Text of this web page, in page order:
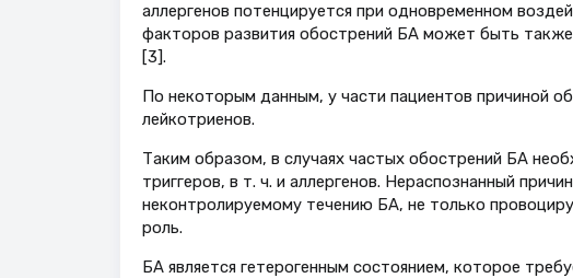
аллергенов потенцируется при одновременном
факторов развития обострений БА может быть
[3].
По некоторым данным, у части пациентов причиной
лейкотриенов.
Таким образом, в случаях частых обострений БА
триггеров, в т. ч. и аллергенов. Нераспознанный
неконтролируемому течению БА, не только
роль.
БА является гетерогенным состоянием, которое